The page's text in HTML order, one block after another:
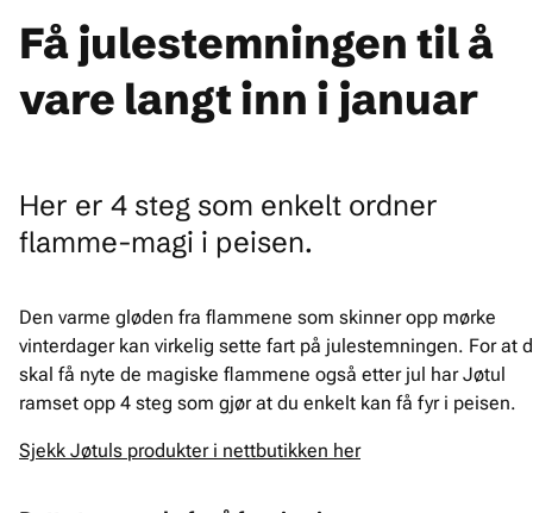
Få julestemningen til å
vare langt inn i januar
Her er 4 steg som enkelt ordner
flamme-magi i peisen.
Den varme gløden fra flammene som skinner opp mørke
vinterdager kan virkelig sette fart på julestemningen. For at
skal få nyte de magiske flammene også etter jul har Jøtul
ramset opp 4 steg som gjør at du enkelt kan få fyr i peisen.
Sjekk Jøtuls produkter i nettbutikken her